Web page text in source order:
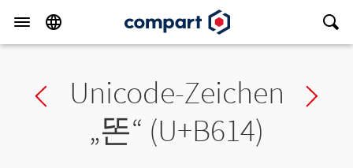
Previous char
Unicode-Zeichen
„똔“ (U+B614)